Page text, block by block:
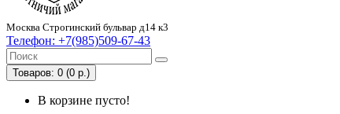
Москва Строгинский бульвар д14 к3
Телефон: +7(985)509-67-43
Товаров: 0 (0 р.)
В корзине пусто!